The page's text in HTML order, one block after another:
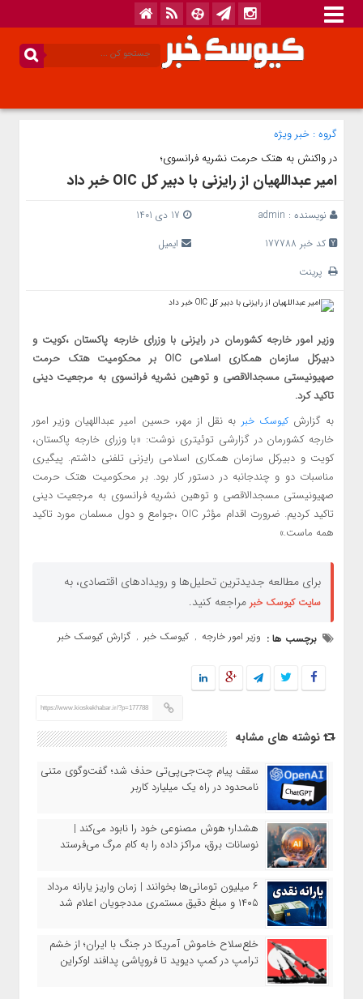
گروه : خبر ویژه
در واکنش به هتک حرمت نشریه فرانسوی؛
امیر عبداللهیان از رایزنی با دبیر کل OIC خبر داد
نویسنده : admin
کد خبر 177788
ایمیل
پرینت
وزیر امور خارجه کشورمان در رایزنی با وزرای خارجه پاکستان ،کویت و
دبیرکل سازمان همکاری اسلامی OIC بر محکومیت هتک حرمت
صهیونیستی مسجدالاقصی و توهین نشریه فرانسوی به مرجعیت دینی
تاکید کرد.
به گزارشکیوسک خبر به نقل از مهر، ‏حسین امیر عبداللهیان وزیر امور
خارجه کشورمان در گزارشی توئیتری نوشت: «با وزرای خارجه پاکستان،
کویت و دبیرکل سازمان همکاری اسلامی رایزنی تلفنی داشتم. پیگیری
مناسبات دو و چندجانبه در دستور کار بود. بر محکومیت هتک حرمت
صهیونیستی مسجدالاقصی و توهین نشریه فرانسوی به مرجعیت دینی
تاکید کردیم. ضرورت اقدام مؤثر OIC ،جوامع و دول مسلمان مورد تاکید
همه ماست.»
برای مطالعه جدیدترین تحلیل‌ها و رویدادهای اقتصادی، به
سایت کیوسک خبر مراجعه کنید.
برچسب ها : وزیر امور خارجه , کیوسک خبر , گزارش کیوسک خبر
https://www.kioskekhabar.ir/?p=177788
نوشته های مشابه
سقف پیام چت‌جی‌پی‌تی حذف شد؛ گفت‌وگوی متنی
نامحدود در راه یک میلیارد کاربر
هشدار؛ هوش مصنوعی خود را نابود می‌کند |
نوسانات برق، مراکز داده را به کام مرگ می‌فرستد
۶ میلیون تومانی‌ها بخوانند | زمان واریز یارانه مرداد
۱۴۰۵ و مبلغ دقیق مستمری مددجویان اعلام شد
خلع‌سلاح خاموش آمریکا در جنگ با ایران؛ از خشم
ترامپ در کمپ دیوید تا فروپاشی پدافند اوکراین